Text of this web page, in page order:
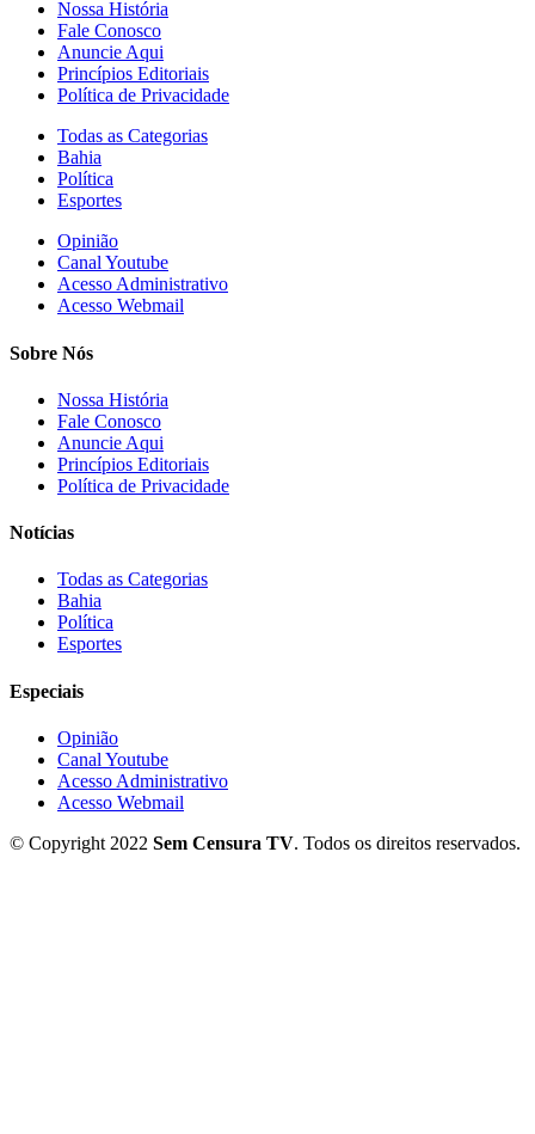
Nossa História
Fale Conosco
Anuncie Aqui
Princípios Editoriais
Política de Privacidade
Todas as Categorias
Bahia
Política
Esportes
Opinião
Canal Youtube
Acesso Administrativo
Acesso Webmail
Sobre Nós
Nossa História
Fale Conosco
Anuncie Aqui
Princípios Editoriais
Política de Privacidade
Notícias
Todas as Categorias
Bahia
Política
Esportes
Especiais
Opinião
Canal Youtube
Acesso Administrativo
Acesso Webmail
© Copyright 2022 Sem Censura TV. Todos os direitos reservados.